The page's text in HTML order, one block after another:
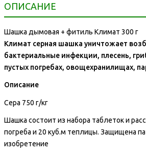
ОПИСАНИЕ
Шашка дымовая + фитиль Климат 300 г
Климат серная шашка уничтожает
бактериальные инфекции, плесень,
пустых погребах, овощехранилищах,
Описание
Сера 750 г/кг
Шашка состоит из набора таблеток и
погреба и 20 куб.м теплицы. Защищена
изобретение